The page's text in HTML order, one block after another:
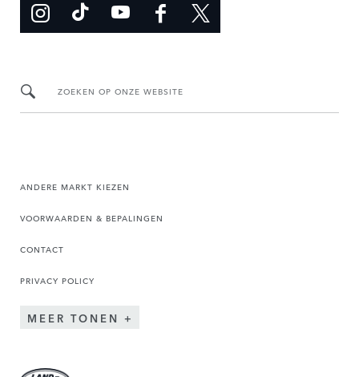
ZOEKEN OP ONZE WEBSITE
ANDERE MARKT KIEZEN
VOORWAARDEN & BEPALINGEN
CONTACT
PRIVACY POLICY
MEER TONEN